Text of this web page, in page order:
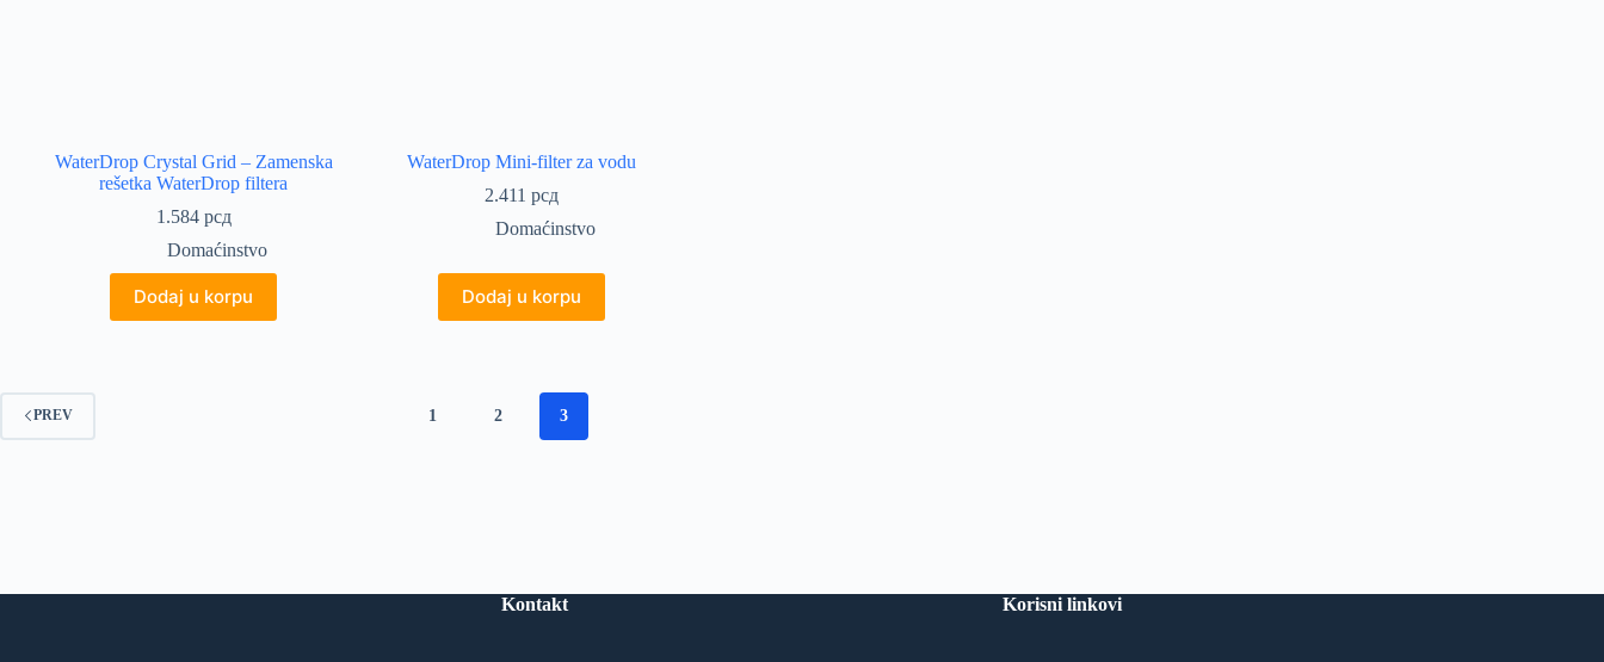
WaterDrop Crystal Grid – Zamenska
rešetka WaterDrop filtera
1.584 рсд
Domaćinstvo
Dodaj u korpu
WaterDrop Mini-filter za vodu
2.411рсд
Domaćinstvo
Dodaj u korpu
PREV 1 2 3
Kontakt Korisni linkovi